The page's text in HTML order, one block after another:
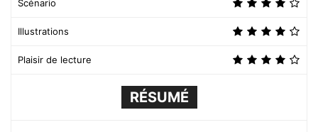
Scénario
Illustrations
Plaisir de lecture
RÉSUMÉ